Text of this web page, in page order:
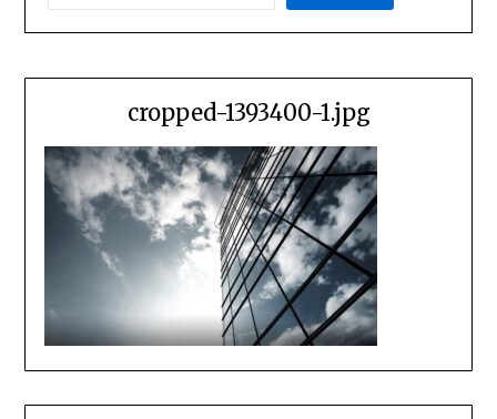
cropped-1393400-1.jpg